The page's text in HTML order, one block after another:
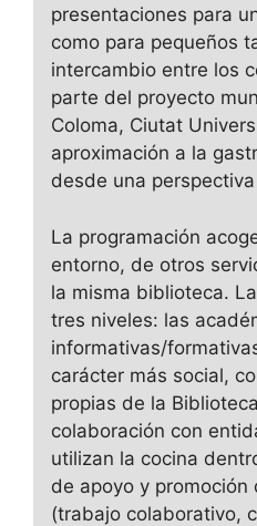
presentaciones para
como para pequeños
intercambio entre los
parte del proyecto
Coloma, Ciutat
aproximación a la
desde una
La programación
entorno, de otros
la misma biblioteca.
tres niveles: las
informativas/
carácter más social,
propias de la
colaboración con
utilizan la cocina
de apoyo y promoción
(trabajo colaborativo,